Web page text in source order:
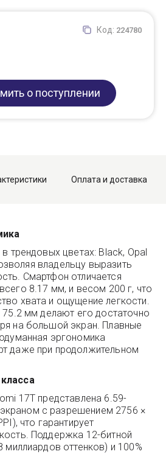
Код: 224780
о поступлении
Оплата и доставка
трендовых цветах: Black, Opal
владельцу выразить
Смартфон отличается
8.17 мм, и весом 200 г, что
хвата и ощущение легкости.
мм делают его достаточно
на большой экран. Плавные
эргономика
даже при продолжительном
17T представлена 6.59-
с разрешением 2756 ×
что гарантирует
Поддержка 12-битной
миллиардов оттенков) и 100%